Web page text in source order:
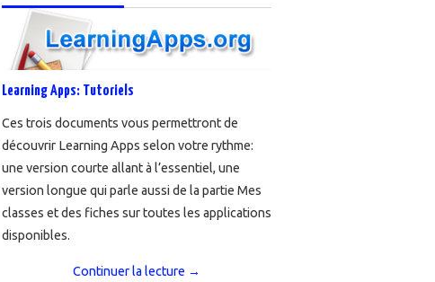
Learning Apps: Tutoriels
Ces trois documents vous permettront de
découvrir Learning Apps selon votre rythme:
une version courte allant à l’essentiel, une
version longue qui parle aussi de la partie Mes
classes et des fiches sur toutes les applications
disponibles.
Continuer la lecture →